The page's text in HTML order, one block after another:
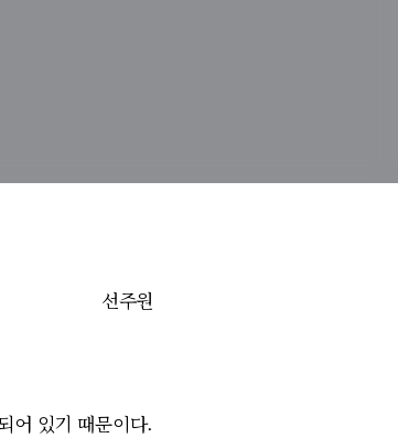
선주원
어 있기 때문이다.